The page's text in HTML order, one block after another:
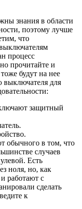
знания в области
поэтому лучше
что
процесс
прочитайте и
будут на нее
выключателя для
защитный
обычного в том, что
случаев
Есть
ноля, но, как
работают с
сделать
к